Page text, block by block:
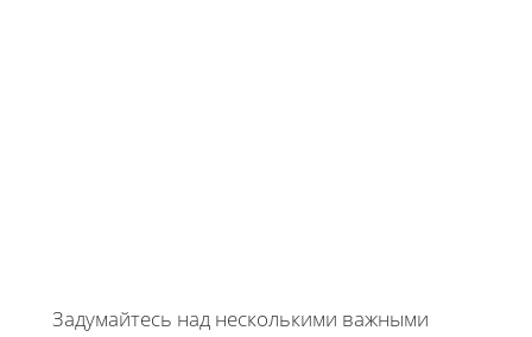
Задумайтесь над несколькими важными